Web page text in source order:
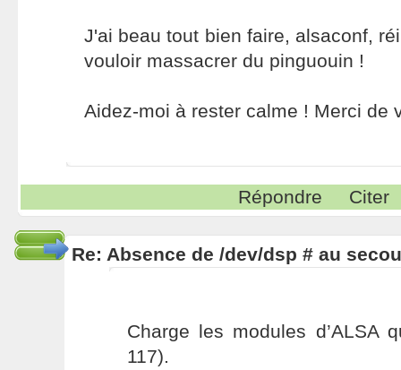
J'ai beau tout bien faire, alsaconf,
vouloir massacrer du pinguouin !
Aidez-moi à rester calme ! Merci de
Répondre Citer
Re: Absence de /dev/dsp # au
Charge les modules d’ALSA
117).